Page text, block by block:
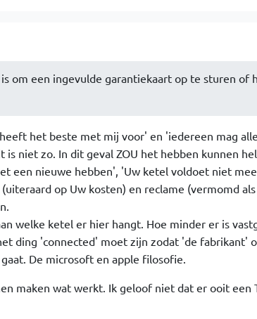
om een ingevulde garantiekaart op te sturen of
het beste met mij voor' en 'iedereen mag
niet zo. In dit geval ZOU het hebben kunnen
een nieuwe hebben', 'Uw ketel voldoet niet
op Uw kosten) en reclame (vermomd
welke ketel er hier hangt. Hoe minder er is
ding 'connected' moet zijn zodat 'de fabrikant'
De microsoft en apple filosofie.
maken wat werkt. Ik geloof niet dat er ooit een